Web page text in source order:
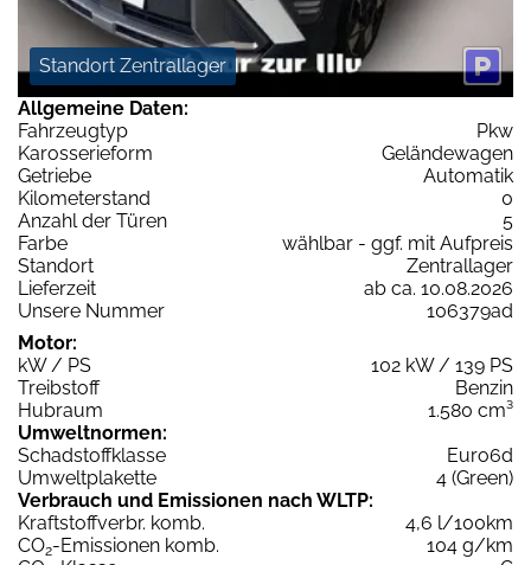
Standort Zentrallager
Allgemeine Daten:
Fahrzeugtyp
Pkw
Karosserieform
Geländewagen
Getriebe
Automatik
Kilometerstand
0
Anzahl der Türen
5
Farbe
wählbar - ggf. mit Aufpreis
Standort
Zentrallager
Lieferzeit
ab ca. 10.08.2026
Unsere Nummer
106379ad
Motor:
kW / PS
102 kW / 139 PS
Treibstoff
Benzin
Hubraum
1.580 cm³
Umweltnormen:
Schadstoffklasse
Euro6d
Umweltplakette
4 (Green)
Verbrauch und Emissionen nach WLTP:
Kraftstoffverbr. komb.
4,6 l/100km
CO2-Emissionen komb.
104 g/km